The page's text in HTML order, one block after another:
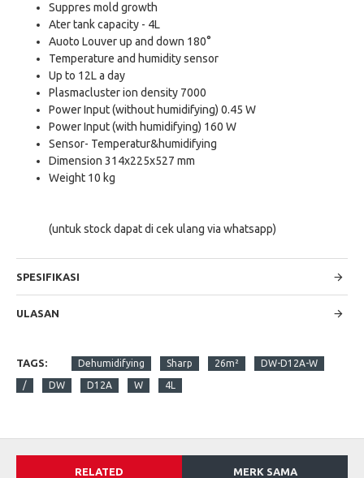
Suppres mold growth
Ater tank capacity - 4L
Auoto Louver up and down 180°
Temperature and humidity sensor
Up to 12L a day
Plasmacluster ion density 7000
Power Input (without humidifying) 0.45 W
Power Input (with humidifying) 160 W
Sensor- Temperatur&humidifying
Dimension 314x225x527 mm
Weight 10 kg
(untuk stock dapat di cek ulang via whatsapp)
SPESIFIKASI
ULASAN
TAGS: Dehumidifying Sharp 26m² DW-D12A-W
/ DW D12A W 4L
RELATED MERK SAMA